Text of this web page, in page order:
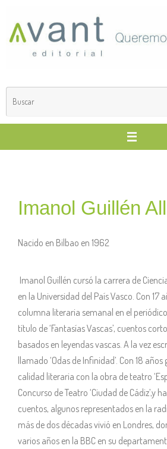
Imanol Guillén
Nacido en Bilbao en 1962
Imanol Guillén cursó la carrera de
en la Universidad del País Vasco. Con 17
columna literaria semanal en el
título de ‘Fantasías Vascas’, cuentos
basados en leyendas vascas. A la vez
llamado ‘Odas de Infinidad’. Con 18
calidad literaria con la obra de teatro
Concurso de Teatro ‘Ciudad de Cádiz’,y
cuentos, algunos representados en la
más de dos décadas vivió en Londres,
varios años en la BBC en su